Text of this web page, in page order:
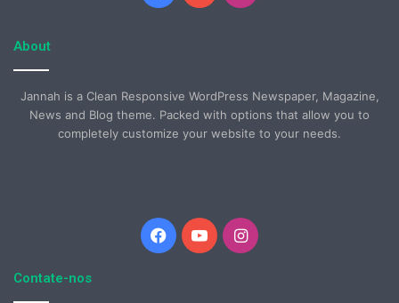
About
Jannah is a Clean Responsive WordPress Newspaper, Magazine,
News and Blog theme. Packed with options that allow you to
completely customize your website to your needs.
Facebook
YouTubeInstagram
Contate-nos